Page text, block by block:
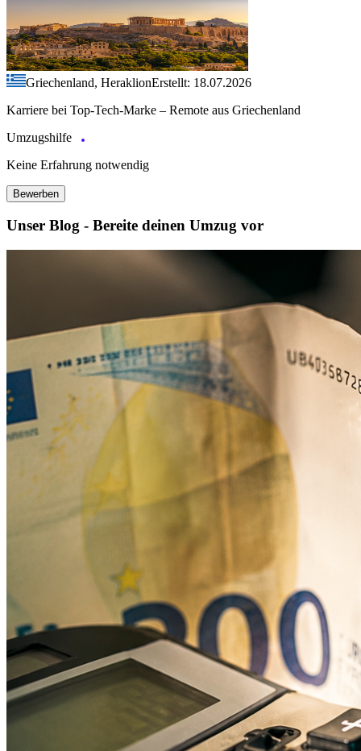
Griechenland, HeraklionErstellt: 18.07.2026
Karriere bei Top-Tech-Marke – Remote aus Griechenland
Umzugshilfe
Keine Erfahrung notwendig
Bewerben
Unser Blog - Bereite deinen Umzug vor